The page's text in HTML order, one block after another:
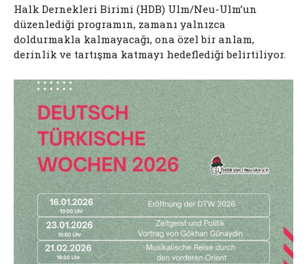
Halk Dernekleri Birimi (HDB) Ulm/Neu-Ulm’un
düzenlediği programın, zamanı yalnızca
doldurmakla kalmayacağı, ona özel bir anlam,
derinlik ve tartışma katmayı hedeflediği belirtiliyor.